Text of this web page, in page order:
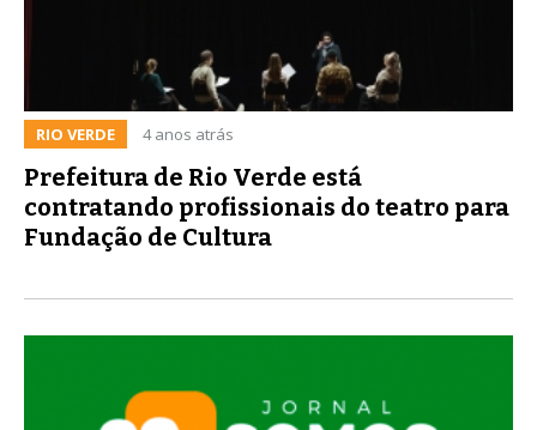
RIO VERDE 4 anos atrás
Prefeitura de Rio Verde está
contratando profissionais do teatro para
Fundação de Cultura